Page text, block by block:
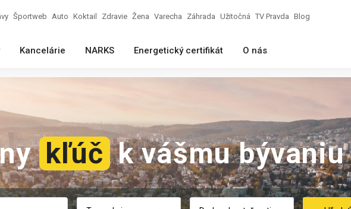
Športweb Auto Koktail Zdravie Žena Varecha Záhrada Užitočná TV Pravda Blog
Kancelárie NARKS Energetický certifikát O nás
kľúč k vášmu bývaniu